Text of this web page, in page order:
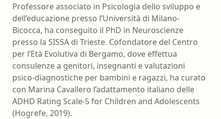
Professore associato in Psicologia dello sviluppo e
dell’educazione presso l’Università di Milano-
Bicocca, ha conseguito il PhD in Neuroscienze
presso la SISSA di Trieste. Cofondatore del Centro
per l’Età Evolutiva di Bergamo, dove effettua
consulenze a genitori, insegnanti e valutazioni
psico-diagnostiche per bambini e ragazzi, ha curato
con Marina Cavallero l’adattamento italiano delle
ADHD Rating Scale-5 for Children and Adolescents
(Hogrefe, 2019).